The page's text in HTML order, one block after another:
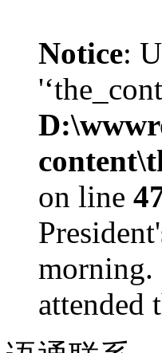
Notice:
on line
morning.
attended